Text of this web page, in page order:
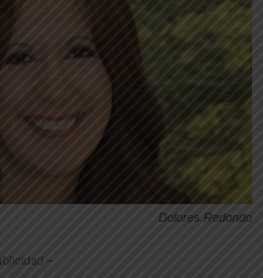
Dolores Redondo
--